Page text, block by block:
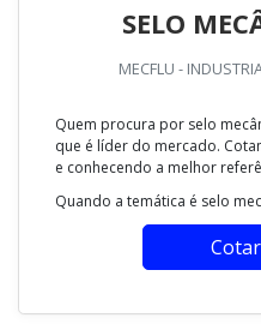
SELO
MECFLU -
Quem procura por selo
que é líder do mercado.
e conhecendo a melhor
Quando a temática é selo